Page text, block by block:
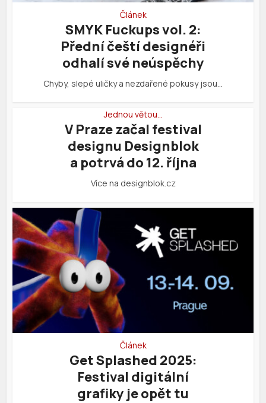
Článek
SMYK Fuckups vol. 2:
Přední čeští designéři
odhalí své neúspěchy
Chyby, slepé uličky a nezdařené pokusy jsou…
Jednou větou…
V Praze začal festival
designu Designblok
a potrvá do 12. října
Více na designblok.cz
Článek
Get Splashed 2025:
Festival digitální
grafiky je opět tu